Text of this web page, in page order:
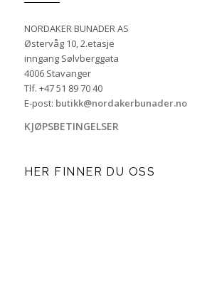
NORDAKER BUNADER AS
Østervåg 10, 2.etasje
inngang Sølvberggata
4006 Stavanger
Tlf. +47 51 89 70 40
E-post: butikk@nordakerbunader.no
KJØPSBETINGELSER
HER FINNER DU OSS